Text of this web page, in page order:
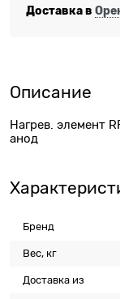
Доставка в
Описание
Нагрев. элемент
анод
Бренд
Вес, кг
Доставка из